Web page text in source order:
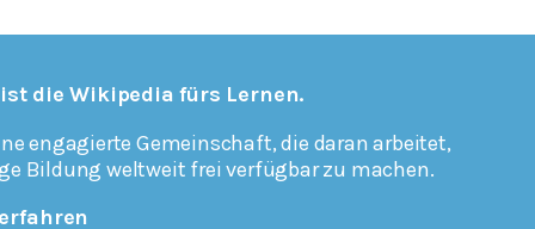
die Wikipedia fürs Lernen.
engagierte Gemeinschaft, die daran arbeitet,
Bildung weltweit frei verfügbar zu machen.